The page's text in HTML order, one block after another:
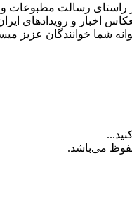
راستای رسالت مطبوعات
اخبار و رویدادهای
شما خوانندگان عزیز
می‌باشد.